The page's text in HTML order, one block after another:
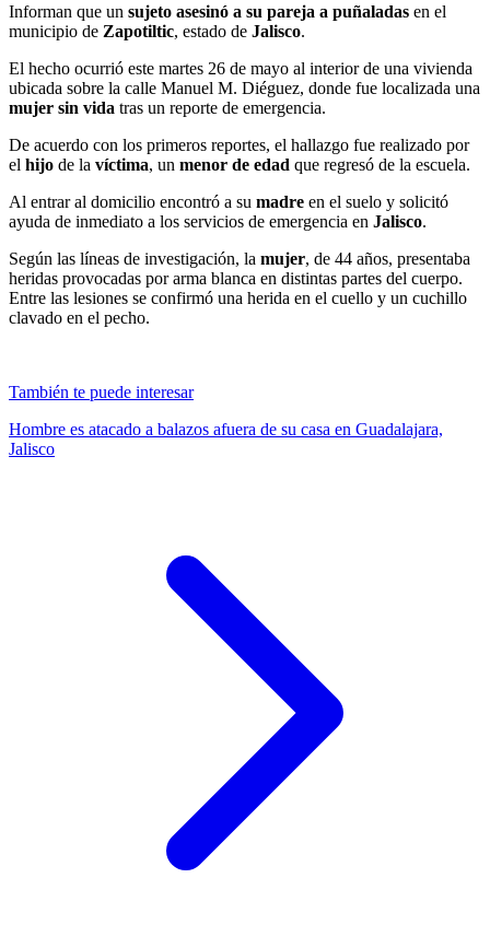
Informan que un sujeto asesinó a su pareja a puñaladas en el
municipio de Zapotiltic, estado de Jalisco.
El hecho ocurrió este martes 26 de mayo al interior de una vivienda
ubicada sobre la calle Manuel M. Diéguez, donde fue localizada una
mujer sin vida tras un reporte de emergencia.
De acuerdo con los primeros reportes, el hallazgo fue realizado por
el hijo de la víctima, un menor de edad que regresó de la escuela.
Al entrar al domicilio encontró a su madre en el suelo y solicitó
ayuda de inmediato a los servicios de emergencia en Jalisco.
Según las líneas de investigación, la mujer, de 44 años, presentaba
heridas provocadas por arma blanca en distintas partes del cuerpo.
Entre las lesiones se confirmó una herida en el cuello y un cuchillo
clavado en el pecho.
También te puede interesar
Hombre es atacado a balazos afuera de su casa en Guadalajara,
Jalisco